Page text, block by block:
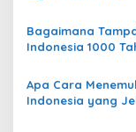
i
p
s
Persebaran Curah
Indonesia?
Bagaimana
Indonesia 1000
Apa Cara
Indonesia yang